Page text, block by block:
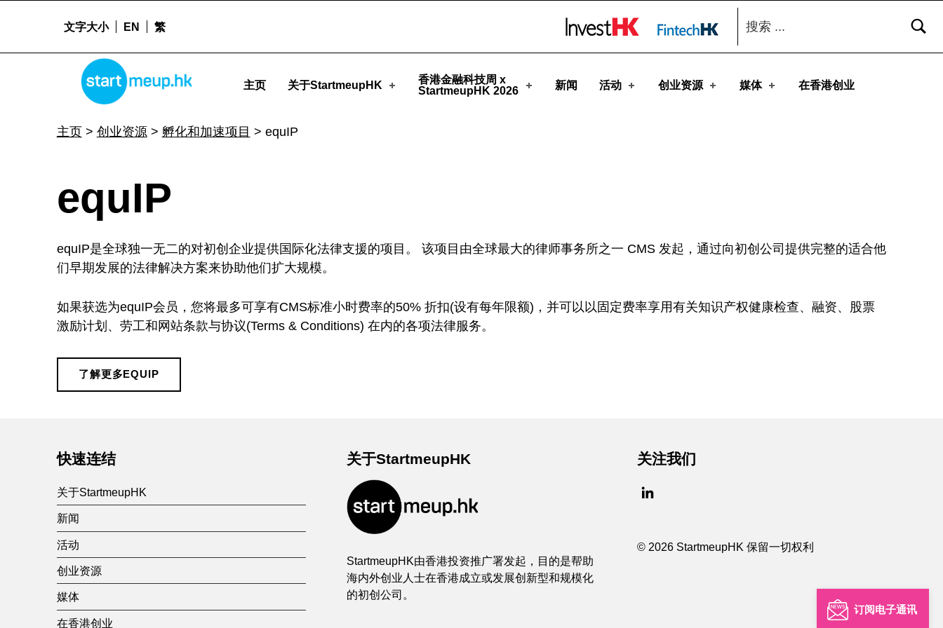
订阅电子通讯
equIP - StartmeupHK
STARTMEUPHK
主页 关于StartmeupHK
香港金融科技周 x
StartmeupHK 2026
新闻 活动 创业资源 媒体 在香港创业
文字大小 EN 繁
搜索：
主页> 创业资源> 孵化和加速项目 > equIP
e
q
u
I
P
equIP
equIP是全球独一无二的对初创企业提供国际化法律支援的项目。 该项目由全球最大的律师事务所之一 CMS 发起，通过向初创公司提供完整的适合他
们早期发展的法律解决方案来协助他们扩大规模。
如果获选为equIP会员，您将最多可享有CMS标准小时费率的50% 折扣(设有每年限额)，并可以以固定费率享用有关知识产权健康检查、融资、股票
激励计划、劳工和网站条款与协议(Terms & Conditions) 在内的各项法律服务。
了解更多EQUIP
Skip back to main navigation
快速连结
关于StartmeupHK
新闻
活动
创业资源
媒体
在香港创业
关于StartmeupHK
StartmeupHK由香港投资推广署发起，目的是帮助
海内外创业人士在香港成立或发展创新型和规模化
的初创公司。
关注我们
© 2026 StartmeupHK 保留一切权利